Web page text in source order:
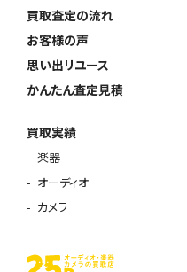
買取査定の流れ
お客様の声
思い出リユース
かんたん査定見積
買取実績
楽器
オーディオ
カメラ